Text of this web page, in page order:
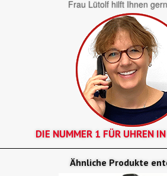
Frau Lütolf hilft Ihnen
DIE NUMMER 1 FÜR UHREN
Ähnliche Produkte